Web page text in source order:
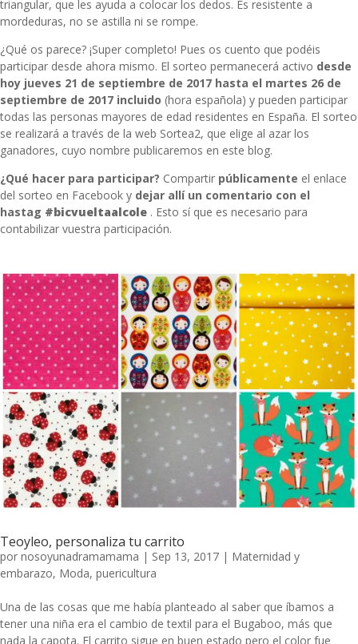
triangular, que les ayuda a colocar los dedos. Es resistente a
mordeduras, no se astilla ni se rompe.
¿Qué os parece? ¡Super completo! Pues os cuento que podéis
participar desde ahora mismo. El sorteo permanecerá activo desde
hoy jueves 21 de septiembre de 2017 hasta el martes 26 de
septiembre de 2017 incluido (hora española) y pueden participar
todas las personas mayores de edad residentes en España. El sorteo
se realizará a través de la web Sortea2, que elige al azar los
ganadores, cuyo nombre publicaremos en este blog.
¿Qué hacer para participar? Compartir públicamente el enlace
del sorteo en Facebook y dejar allí un comentario con el
hastag #bicvueltaalcole . Esto sí que es necesario para
contabilizar vuestra participación.
Teoyleo, personaliza tu carrito
por nosoyunadramamama | Sep 13, 2017 | Maternidad y
embarazo, Moda, puericultura
Una de las cosas que me había planteado al saber que íbamos a
tener una niña era el cambio de textil para el Bugaboo, más que
nada la capota. El carrito sigue en buen estado pero el color fue